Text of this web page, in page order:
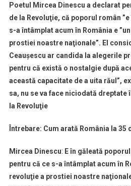
Poetul Mircea Dinescu a declarat
de la Revoluţie, că poporul român
s-a întâmplat acum în România e
prostiei noastre naţionale”. El
Ceauşescu ar candida la alegerile
pentru că există o nostalgie după
această capacitate de a uita răul”,
sa, nu se va face niciodată
la Revoluţie
Întrebare: Cum arată România la 35
Mircea Dinescu: E în găleată
pentru că ce s-a întâmplat acum în
revoluţie a prostiei noastre